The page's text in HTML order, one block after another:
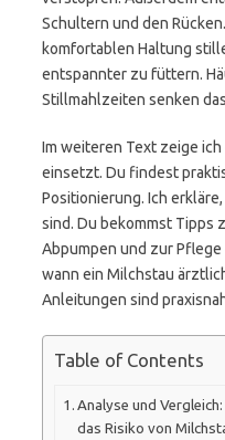
Schultern und den
komfortablen Haltung
entspannter zu füttern.
Stillmahlzeiten senken
Im weiteren Text zeige
einsetzt. Du findest
Positionierung. Ich
sind. Du bekommst Tipps
Abpumpen und zur Pflege
wann ein Milchstau
Anleitungen sind
Table of Contents
Analyse und
das Risiko von